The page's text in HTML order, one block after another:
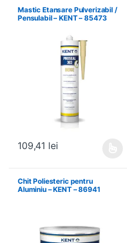
Mastic Etansare Pulverizabil /
Pensulabil – KENT – 85473
109,41 lei
Chit Poliesteric pentru
Aluminiu – KENT – 86941